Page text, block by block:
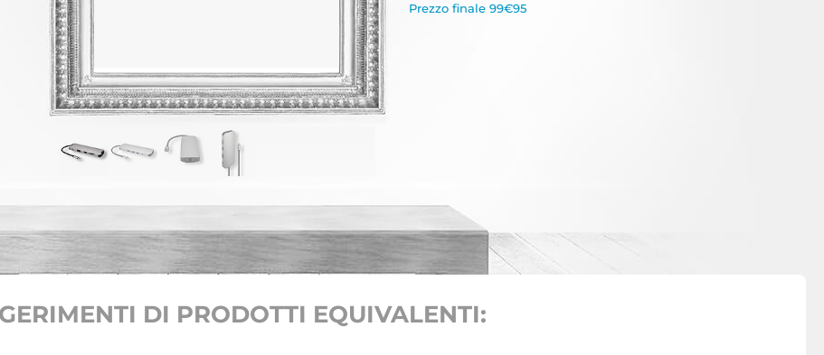
Prezzo finale 99€95
DI PRODOTTI EQUIVALENTI: